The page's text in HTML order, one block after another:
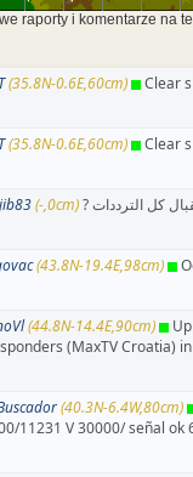
raporty i komentarze na
(35.8N-0.6E,60cm) Clear
(35.8N-0.6E,60cm) Clear
(-,0cm) كل الترددات
(43.8N-19.4E,98cm)
(44.8N-14.4E,90cm)
(MaxTV Croatia)
(40.3N-6.4W,80cm)
11231 V 30000/ señal ok